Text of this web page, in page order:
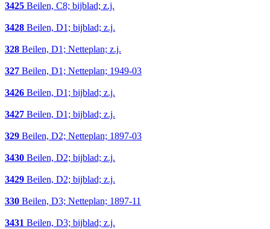
3425 Beilen, C8; bijblad; z.j.
3428 Beilen, D1; bijblad; z.j.
328 Beilen, D1; Netteplan; z.j.
327 Beilen, D1; Netteplan; 1949-03
3426 Beilen, D1; bijblad; z.j.
3427 Beilen, D1; bijblad; z.j.
329 Beilen, D2; Netteplan; 1897-03
3430 Beilen, D2; bijblad; z.j.
3429 Beilen, D2; bijblad; z.j.
330 Beilen, D3; Netteplan; 1897-11
3431 Beilen, D3; bijblad; z.j.